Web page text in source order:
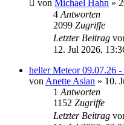
von Michael Hahn »
4 Antworten
2099 Zugriffe
Letzter Beitrag
12. Jul 2026,
heller Meteor 09.07.26
von Anette Aslan » 10.
1 Antworten
1152 Zugriffe
Letzter Beitrag